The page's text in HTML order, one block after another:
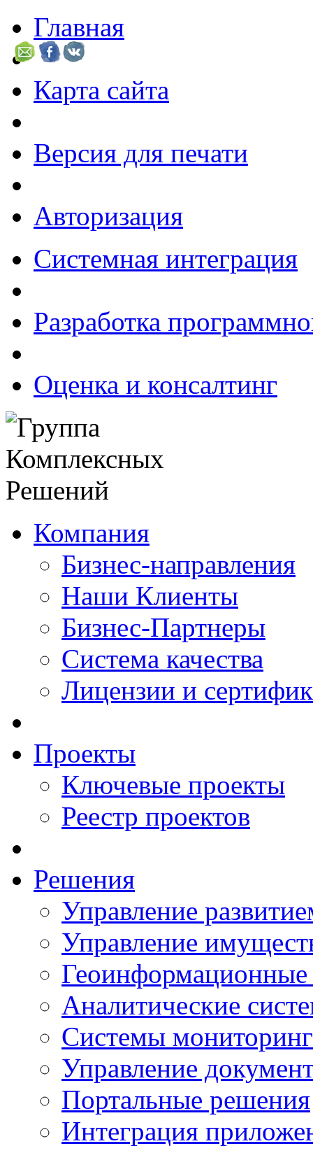
Главная
Карта сайта
Версия для печати
Авторизация
Системная интеграция
Разработка
Оценка и консалтинг
Компания
Бизнес-направления
Наши Клиенты
Бизнес-Партнеры
Система качества
Лицензии и
Проекты
Ключевые проекты
Реестр проектов
Решения
Управление
Управление
Аналитические
Системы
Управление
Портальные решения
Интеграция